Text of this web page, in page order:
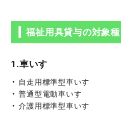
福祉用具貸与の対象種
1.車いす
自走用標準型車いす
普通型電動車いす
介護用標準型車いす